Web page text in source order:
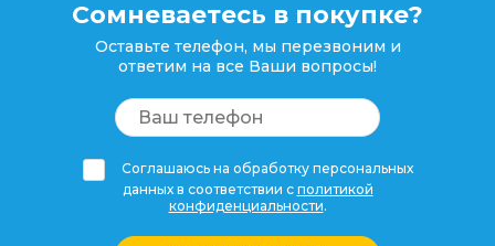
Сомневаетесь в покупке?
Оставьте телефон, мы перезвоним и
ответим на все Ваши вопросы!
Соглашаюсь на обработку персональных
данных в соответствии с политикой
конфиденциальности.